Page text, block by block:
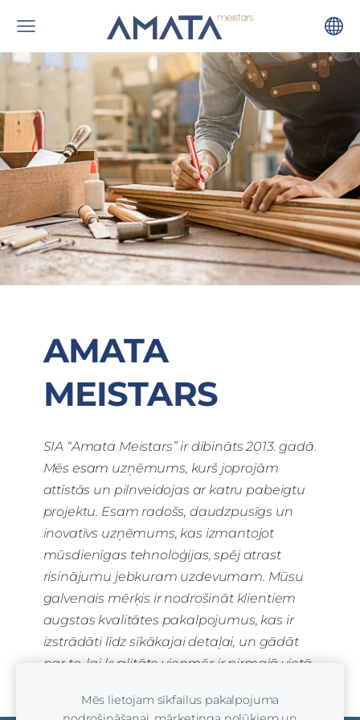
AMATA
MEISTARS
SIA “Amata Meistars” ir dibināts 2013. gadā.
Mēs esam uzņēmums, kurš joprojām
attīstās un pilnveidojas ar katru pabeigtu
projektu. Esam radošs, daudzpusīgs un
inovatīvs uzņēmums, kas izmantojot
mūsdienīgas tehnoloģijas, spēj atrast
risinājumu jebkuram uzdevumam. Mūsu
galvenais mērķis ir nodrošināt klientiem
augstas kvalitātes pakalpojumus, kas ir
izstrādāti līdz sīkākajai detaļai, un gādāt
par to, lai kvalitāte vienmēr ir pirmajā vietā.
Mēs lietojam sīkfailus pakalpojuma